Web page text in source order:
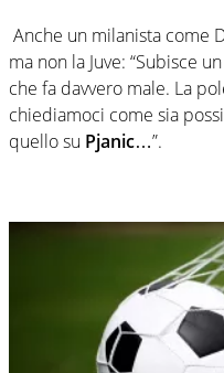
Anche un milanista come
ma non la Juve: “Subisce
che fa davvero male. La
chiediamoci come sia
quello su Pjanic…”.